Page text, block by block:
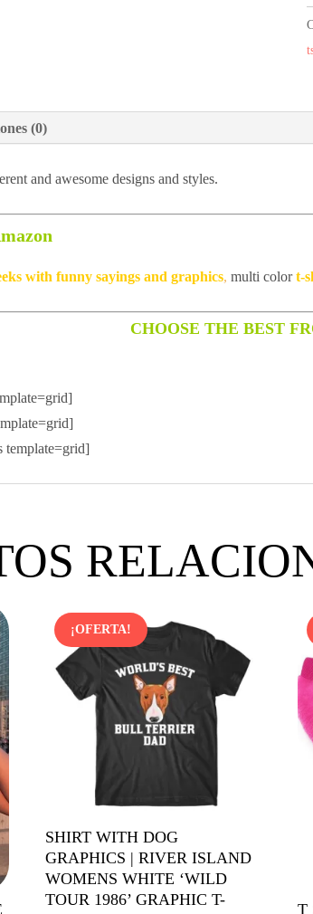
(0)
and awesome designs and styles.
with funny sayings and graphics, multi colort-
CHOOSE THE BEST
template=grid]
¡OFERTA!
SHIRT WITH DOG
GRAPHICS | RIVER ISLAND
WOMENS WHITE ‘WILD
TOUR 1986’ GRAPHIC T-
T